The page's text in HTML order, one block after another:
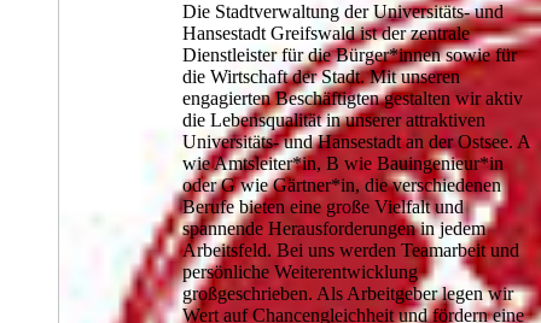
Die Stadtverwaltung der Universitäts- und
Hansestadt Greifswald ist der zentrale
Dienstleister für die Bürger*innen sowie für
die Wirtschaft der Stadt. Mit unseren
engagierten Beschäftigten gestalten wir aktiv
die Lebensqualität in unserer attraktiven
Universitäts- und Hansestadt an der Ostsee. A
wie Amtsleiter*in, B wie Bauingenieur*in
oder G wie Gärtner*in, die verschiedenen
Berufe bieten eine große Vielfalt und
spannende Herausforderungen in jedem
Arbeitsfeld. Bei uns werden Teamarbeit und
persönliche Weiterentwicklung
großgeschrieben. Als Arbeitgeber legen wir
Wert auf Chancengleichheit und fördern eine